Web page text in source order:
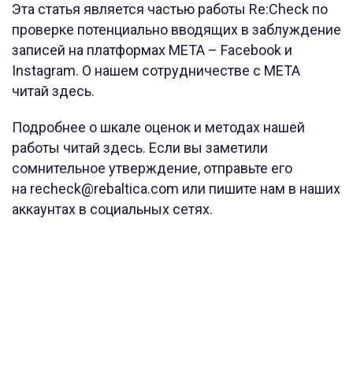
Эта статья является частью работы Re:Check по
проверке потенциально вводящих в заблуждение
записей на платформах META – Facebook и
Instagram. О нашем сотрудничестве с META
читай здесь.
Подробнее о шкале оценок и методах нашей
работы читай здесь. Если вы заметили
сомнительное утверждение, отправьте его
на recheck@rebaltica.com или пишите нам в наших
аккаунтах в социальных сетях.